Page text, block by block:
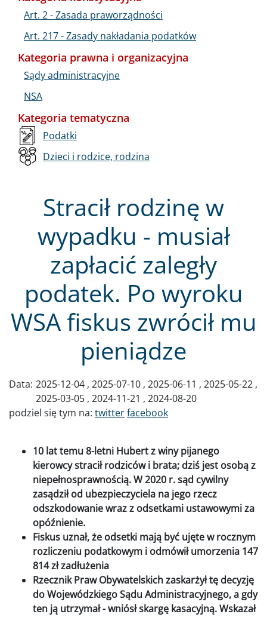
Stracił rodzinę w
wypadku - musiał
zapłacić zaległy
podatek. Po wyroku
WSA fiskus zwrócił mu
pieniądze
Data: 2025-12-04 2025-07-10 2025-06-11
2025-05-22
2025-03-05 2024-11-21
2024-08-20
podziel się tym na: twitterfacebook
10 lat temu 8-letni Hubert z winy pijanego
kierowcy stracił rodziców i brata; dziś jest osobą z
niepełnosprawnością. W 2020 r. sąd cywilny
zasądził od ubezpieczyciela na jego rzecz
odszkodowanie wraz z odsetkami ustawowymi za
opóźnienie.
Fiskus uznał, że odsetki mają być ujęte w rocznym
rozliczeniu podatkowym i odmówił umorzenia 147
814 zł zadłużenia
Rzecznik Praw Obywatelskich zaskarżył tę decyzję
do Wojewódzkiego Sądu Administracyjnego, a gdy
ten ją utrzymał - wniósł skargę kasacyjną. Wskazał
Art. 2 - Zasada praworządności
Art. 217 - Zasady nakładania podatków
Kategoria prawna i organizacyjna
Sądy administracyjne
NSA
Kategoria tematyczna
Podatki
Dzieci i rodzice, rodzina